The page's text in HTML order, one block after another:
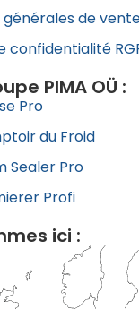
générales de
confidentialité
PIMA OÜ :
Pro
du Froid
Pro
Profi
ici :